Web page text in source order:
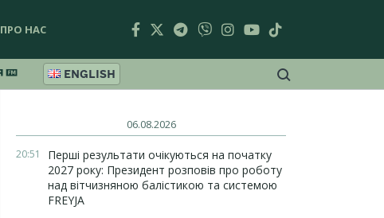
ПРО НАС
ENGLISH
06.08.2026
20:51
Перші результати очікуються на початку
2027 року: Президент розповів про роботу
над вітчизняною балістикою та системою
FREYJA